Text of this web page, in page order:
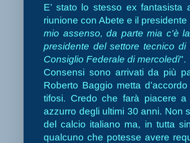
E’ stato lo stesso ex fantasista
riunione con Abete e il
mio assenso, da parte mia c'è
presidente del settore tecnico
Consiglio Federale di mercoledì".
Consensi sono arrivati da più
Roberto Baggio metta
tifosi. Credo che farà piacere
azzurro degli ultimi 30 anni. Non
del calcio italiano ma, in tutta
qualcuno che potesse avere